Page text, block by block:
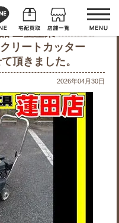
三笠産業 mikasa
リートカッター
頂きました。
2026年04月30日